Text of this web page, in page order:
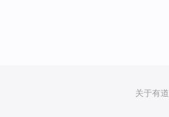
关于有道